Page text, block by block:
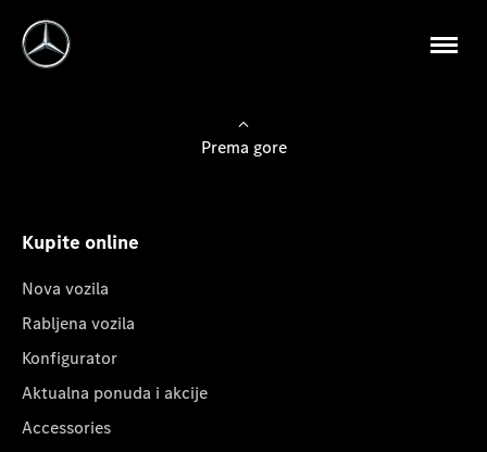
Prema gore
Kupite online
Nova vozila
Rabljena vozila
Konfigurator
Aktualna ponuda i akcije
Accessories